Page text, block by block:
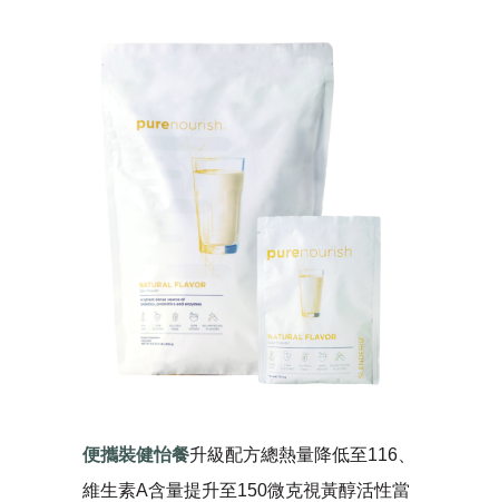
便攜裝健怡餐升級配方總熱量降低至116、
維生素A含量提升至150微克視黃醇活性當